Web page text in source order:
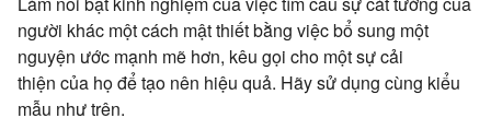
người khác một cách mật thiết bằng việc bổ sung một
nguyện ước mạnh mẽ hơn, kêu gọi cho một sự cải
thiện của họ để tạo nên hiệu quả. Hãy sử dụng cùng kiểu
mẫu như trên.